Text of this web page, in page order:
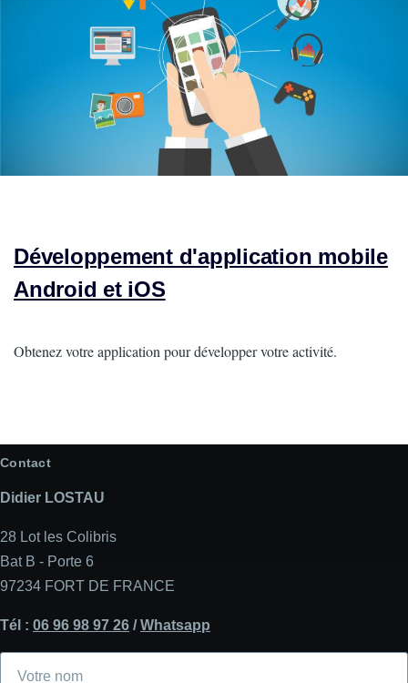
Développement d'application mobile
Android et iOS
Intro
Obtenez votre application pour développer votre activité.
Contact
Didier LOSTAU
28 Lot les Colibris
Bat B - Porte 6
97234 FORT DE FRANCE
Tél : 06 96 98 97 26 / Whatsapp